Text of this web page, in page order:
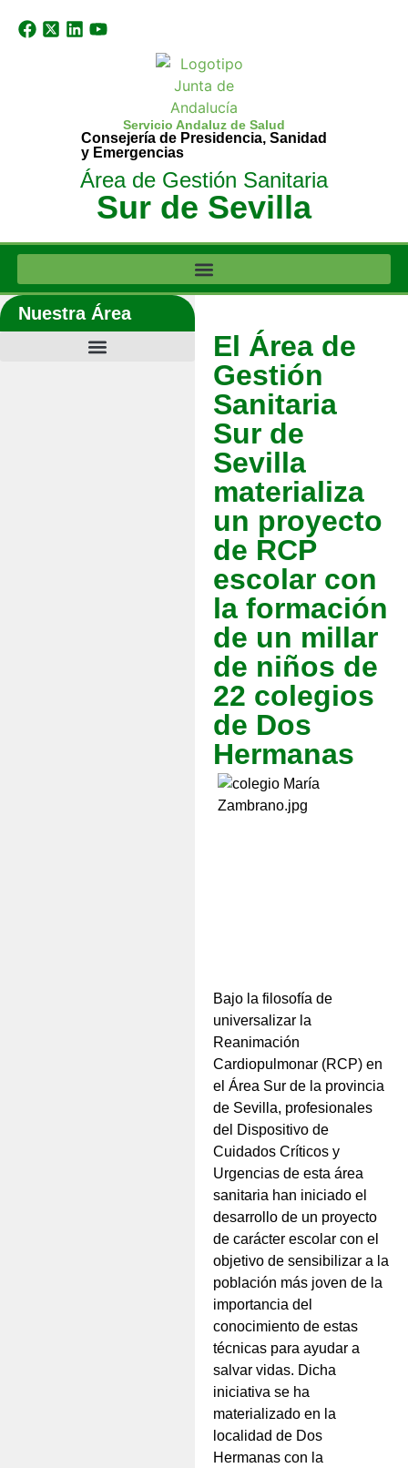
Servicio Andaluz de Salud
Consejería de Presidencia, Sanidad
y Emergencias
Área de Gestión Sanitaria
Sur de Sevilla
Nuestra Área
El Área de
Gestión
Sanitaria
Sur de
Sevilla
materializa
un proyecto
de RCP
escolar con
la formación
de un millar
de niños de
22 colegios
de Dos
Hermanas
Bajo la filosofía de
universalizar la
Reanimación
Cardiopulmonar (RCP) en
el Área Sur de la provincia
de Sevilla, profesionales
del Dispositivo de
Cuidados Críticos y
Urgencias de esta área
sanitaria han iniciado el
desarrollo de un proyecto
de carácter escolar con el
objetivo de sensibilizar a la
población más joven de la
importancia del
conocimiento de estas
técnicas para ayudar a
salvar vidas. Dicha
iniciativa se ha
materializado en la
localidad de Dos
Hermanas con la